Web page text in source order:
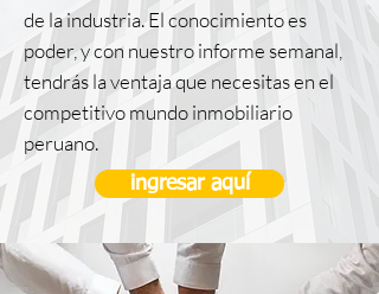
de la industria. El conocimiento es
poder, y con nuestro informe semanal,
tendrás la ventaja que necesitas en el
competitivo mundo inmobiliario
peruano.
ingresar aquí